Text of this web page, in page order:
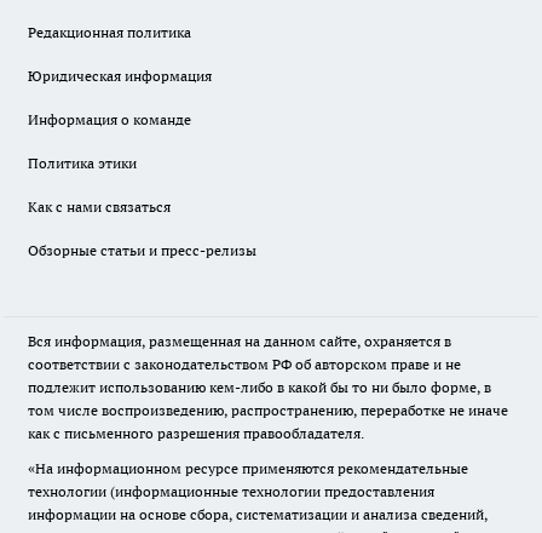
Редакционная политика
Юридическая информация
Информация о команде
Политика этики
Как с нами связаться
Обзорные статьи и пресс-релизы
Вся информация, размещенная на данном сайте, охраняется в
соответствии с законодательством РФ об авторском праве и не
подлежит использованию кем-либо в какой бы то ни было форме, в
том числе воспроизведению, распространению, переработке не иначе
как с письменного разрешения правообладателя.
«На информационном ресурсе применяются рекомендательные
технологии (информационные технологии предоставления
информации на основе сбора, систематизации и анализа сведений,